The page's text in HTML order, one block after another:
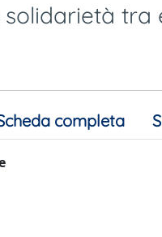
tra
completa